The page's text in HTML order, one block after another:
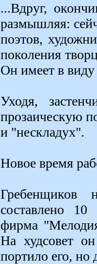
...Вдруг,
размышляя:
поэтов,
поколения
Он имеет в
Уходя,
прозаическую
и "нескладух".
Новое время
составлено
фирма
На худсовет
портило его, но